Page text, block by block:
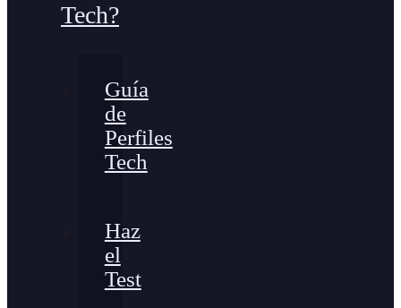
Tech?
Guía
de
Perfiles
Tech
Haz
el
Test